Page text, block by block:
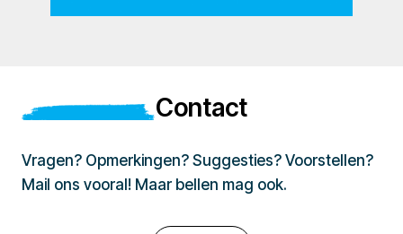
Contact
Vragen? Opmerkingen? Suggesties? Voorstellen?
Mail ons vooral! Maar bellen mag ook.